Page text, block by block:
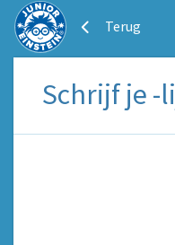
Terug
Schrijf je -